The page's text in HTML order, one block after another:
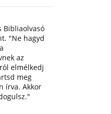
Bibliaolvasó
"Ne hagyd
az
elmélkedj
meg
írva. Akkor